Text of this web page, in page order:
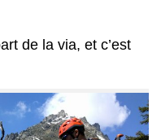
de la via, et c’est